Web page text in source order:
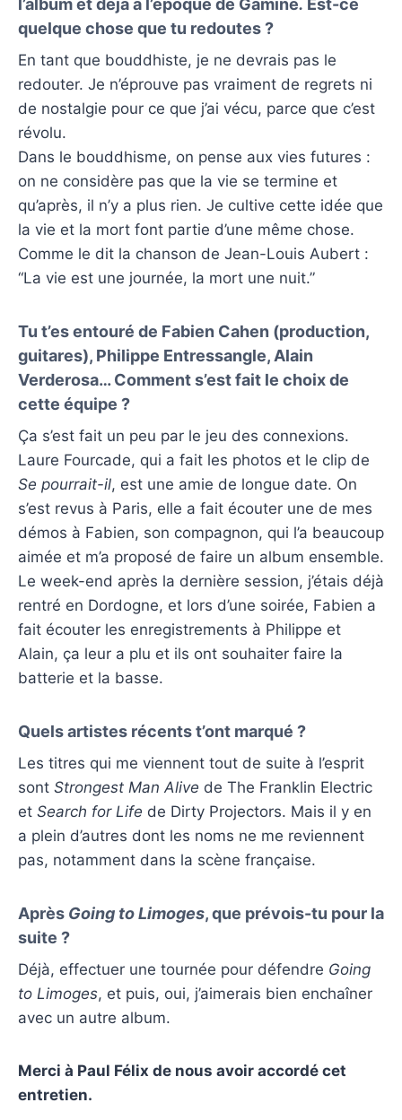
l’album et déjà à l’époque de Gamine. Est-ce
quelque chose que tu redoutes ?
En tant que bouddhiste, je ne devrais pas le
redouter. Je n’éprouve pas vraiment de regrets ni
de nostalgie pour ce que j’ai vécu, parce que c’est
révolu.
Dans le bouddhisme, on pense aux vies futures :
on ne considère pas que la vie se termine et
qu’après, il n’y a plus rien. Je cultive cette idée que
la vie et la mort font partie d’une même chose.
Comme le dit la chanson de Jean-Louis Aubert :
“La vie est une journée, la mort une nuit.”
Tu t’es entouré de Fabien Cahen (production,
guitares), Philippe Entressangle, Alain
Verderosa… Comment s’est fait le choix de
cette équipe ?
Ça s’est fait un peu par le jeu des connexions.
Laure Fourcade, qui a fait les photos et le clip de
Se pourrait-il, est une amie de longue date. On
s’est revus à Paris, elle a fait écouter une de mes
démos à Fabien, son compagnon, qui l’a beaucoup
aimée et m’a proposé de faire un album ensemble.
Le week-end après la dernière session, j’étais déjà
rentré en Dordogne, et lors d’une soirée, Fabien a
fait écouter les enregistrements à Philippe et
Alain, ça leur a plu et ils ont souhaiter faire la
batterie et la basse.
Quels artistes récents t’ont marqué ?
Les titres qui me viennent tout de suite à l’esprit
sont Strongest Man Alive de The Franklin Electric
et Search for Life de Dirty Projectors. Mais il y en
a plein d’autres dont les noms ne me reviennent
pas, notamment dans la scène française.
Après Going to Limoges, que prévois-tu pour la
suite ?
Déjà, effectuer une tournée pour défendre Going
to Limoges, et puis, oui, j’aimerais bien enchaîner
avec un autre album.
Merci à Paul Félix de nous avoir accordé cet
entretien.